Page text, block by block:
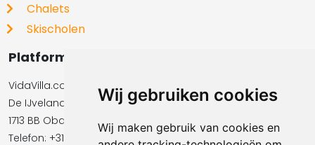
Wij gebruiken cookies
Wij maken gebruik van cookies en
Chalets
Skischolen
Platformbeheerder
VidaVilla.com BV
De IJvelandssloot 20
1713 BB Obdam
Telefon: +31854016545